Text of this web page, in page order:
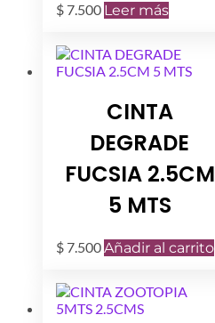
$ 7.500 Leer más
CINTA
DEGRADE
FUCSIA 2.5CM
5 MTS
$ 7.500Añadir al carrito